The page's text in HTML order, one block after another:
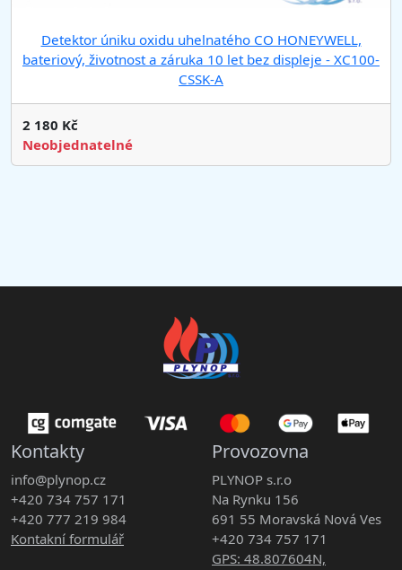
Detektor úniku oxidu uhelnatého CO HONEYWELL,
bateriový, životnost a záruka 10 let bez displeje - XC100-
CSSK-A
2 180 Kč
Neobjednatelné
Kontakty
info@plynop.cz
+420 734 757 171
+420 777 219 984
Kontakní formulář
Provozovna
PLYNOP s.r.o
Na Rynku 156
691 55 Moravská Nová Ves
+420 734 757 171
GPS: 48.807604N,